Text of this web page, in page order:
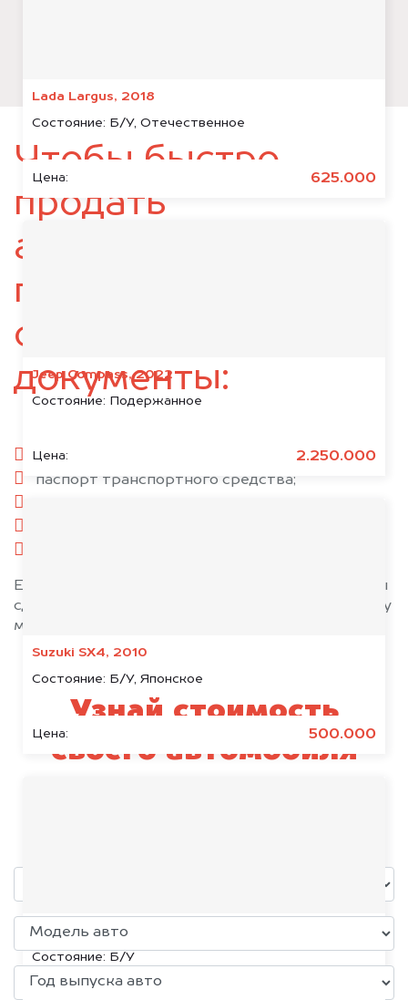
Lada Largus, 2018
Состояние: Б/У, Отечественное
Цена: 625.000
Jeep Compass, 2022
Состояние: Подержанное
Цена: 2.250.000
Suzuki SX4, 2010
Состояние: Б/У, Японское
Цена: 500.000
Chevrolet Cruze, 2018
Состояние: Б/У
Чтобы быстро
продать
автомобиль,
подготовьте
следующие
документы:
паспорт гражданина РФ;
паспорт транспортного средства;
Если у вас нет всех документов, то наши юристы
сделают всё возможное, чтобы оформить сделку
максимально быстро!
Узнай стоимость
своего автомобиля